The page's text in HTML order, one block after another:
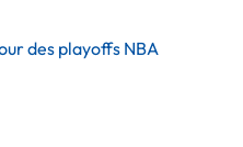
des playoffs NBA